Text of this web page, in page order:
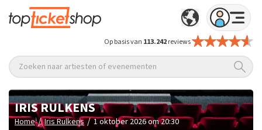
Op basis van 113.242reviews
Zoeken naar artiesten of evenementen
IRIS RULKENS
Home / Iris Rulkens / 1 oktober 2026 om 20:30